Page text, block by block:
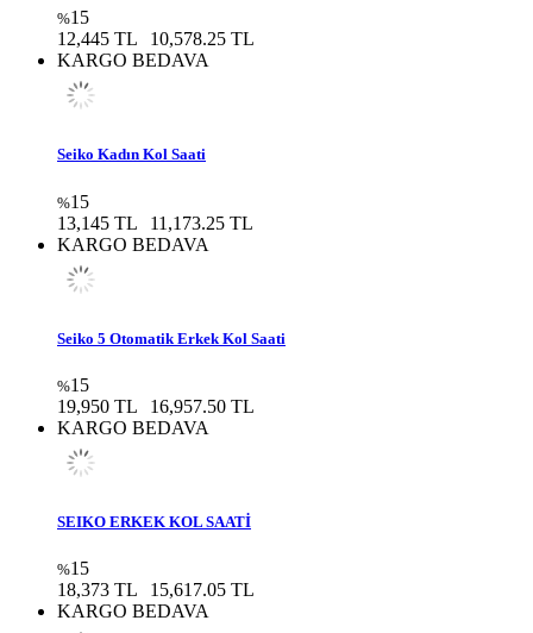
%15
12,445 TL
10,578.25 TL
KARGO BEDAVA
Seiko Kadın Kol Saati
%15
13,145 TL
11,173.25 TL
KARGO BEDAVA
Seiko 5 Otomatik Erkek Kol Saati
%15
19,950 TL
16,957.50 TL
KARGO BEDAVA
SEIKO ERKEK KOL SAATİ
%15
18,373 TL
15,617.05 TL
KARGO BEDAVA